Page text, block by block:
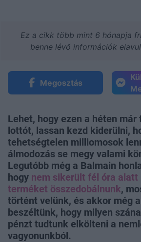
Ez a cikk több mint 6 hónapja
benne lévő információk
Megosztás
Lehet, hogy ezen a héten már
lottót, lassan kezd kiderülni,
tehetségtelen milliomosok
álmodozás se megy valami
Legutóbb még a Balmain
hogy nem sikerült fél óra alatt
terméket összedobálnunk,
történt velünk, és akkor még
beszéltünk, hogy milyen
pénzt tudtunk elkölteni a
vagyonunkból.